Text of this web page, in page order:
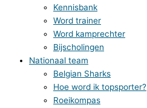
Kennisbank
Word trainer
Word kamprechter
Bijscholingen
Nationaal team
Belgian Sharks
Hoe word ik topsporter?
Roeikompas